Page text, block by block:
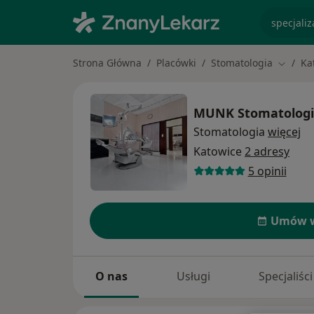
Strona Główna Placówki Stomatologia Zmień
MUNK
Stomatologia więcej
Katowice 2 adresy
5 opinii
Umów
O nas Usługi Specjaliści